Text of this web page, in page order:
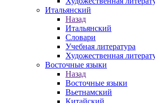
Итальянский
Назад
Итальянский
Словари
Учебная литература
Художественная
Восточные языки
Назад
Восточные языки
Вьетнамский
Китайский